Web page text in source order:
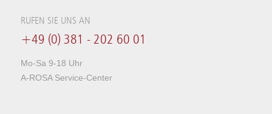
RUFEN SIE UNS AN
+49 (0) 381 - 202 60 01
Mo-Sa 9-18 Uhr
A-ROSA Service-Center